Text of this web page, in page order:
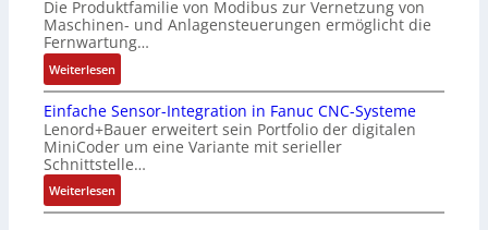
-
Z
e
r
t
i
f
i
z
i
e
c
k
a
u
s
g
l
e
i
c
h
Die Produktfamilie von Modibus zur Vernetzung von
Maschinen- und Anlagensteuerungen ermöglicht die
Fernwartung…
Weiterlesen:
D
r
a
h
t
l
o
Einfache Sensor-Integration in Fanuc CNC-Systeme
Lenord+Bauer erweitert sein Portfolio der digitalen
MiniCoder um eine Variante mit serieller
Schnittstelle…
Weiterlesen:
E